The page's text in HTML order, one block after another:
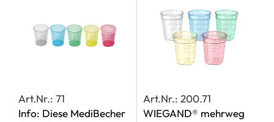
Art.Nr.: 71
Info: Diese MediBecher
Art.Nr.: 200.71
WIEGAND® mehrweg